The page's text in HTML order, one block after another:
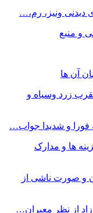
دیدن عقرب زرد وسیاه و
ها و مدارک
و صورت ناشی از